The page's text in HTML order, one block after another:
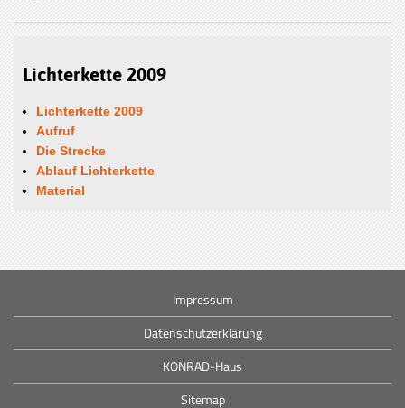
Lichterkette 2009
Lichterkette 2009
Aufruf
Die Strecke
Ablauf Lichterkette
Material
Impressum
Datenschutzerklärung
KONRAD-Haus
Sitemap